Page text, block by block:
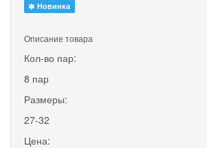
Новинка
Описание товара
Кол-во пар:
8 пар
Размеры:
27-32
Цена: